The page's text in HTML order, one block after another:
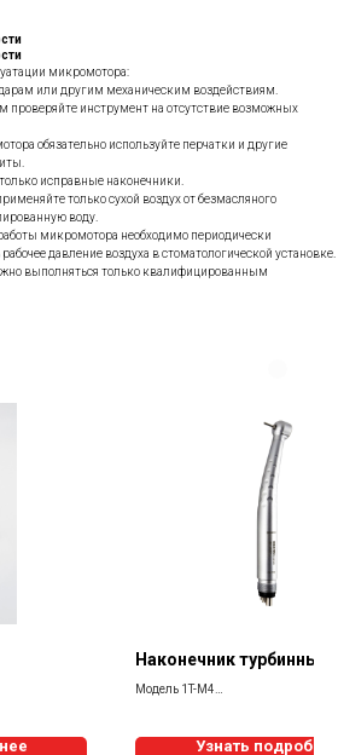
микромотора:
или другим механическим воздействиям.
инструмент на отсутствие возможных
обязательно используйте перчатки и другие
исправные наконечники.
только сухой воздух от безмасляного
воду.
микромотора необходимо периодически
давление воздуха в стоматологической установке.
выполняться только квалифицированным
Наконечник турбинный
Модель 1T-M4
биконическим зажимом,
Узнать